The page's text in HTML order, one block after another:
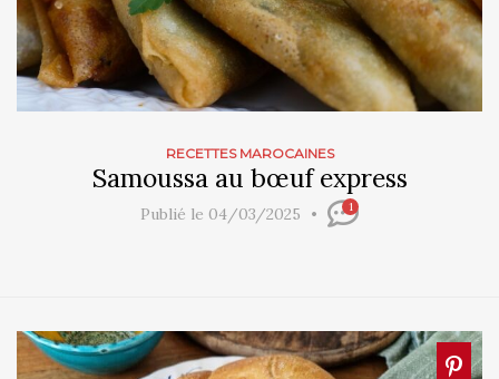
RECETTES MAROCAINES
Samoussa au bœuf​ express
Publié le 04/03/2025 1